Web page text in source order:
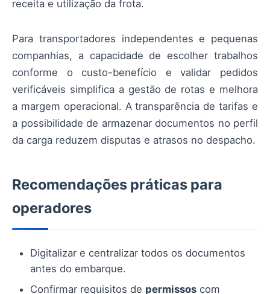
receita e utilização da frota.
Para transportadores independentes e pequenas
companhias, a capacidade de escolher trabalhos
conforme o custo-benefício e validar pedidos
verificáveis simplifica a gestão de rotas e melhora
a margem operacional. A transparência de tarifas e
a possibilidade de armazenar documentos no perfil
da carga reduzem disputas e atrasos no despacho.
Recomendações práticas para
operadores
Digitalizar e centralizar todos os documentos
antes do embarque.
Confirmar requisitos de permissos com